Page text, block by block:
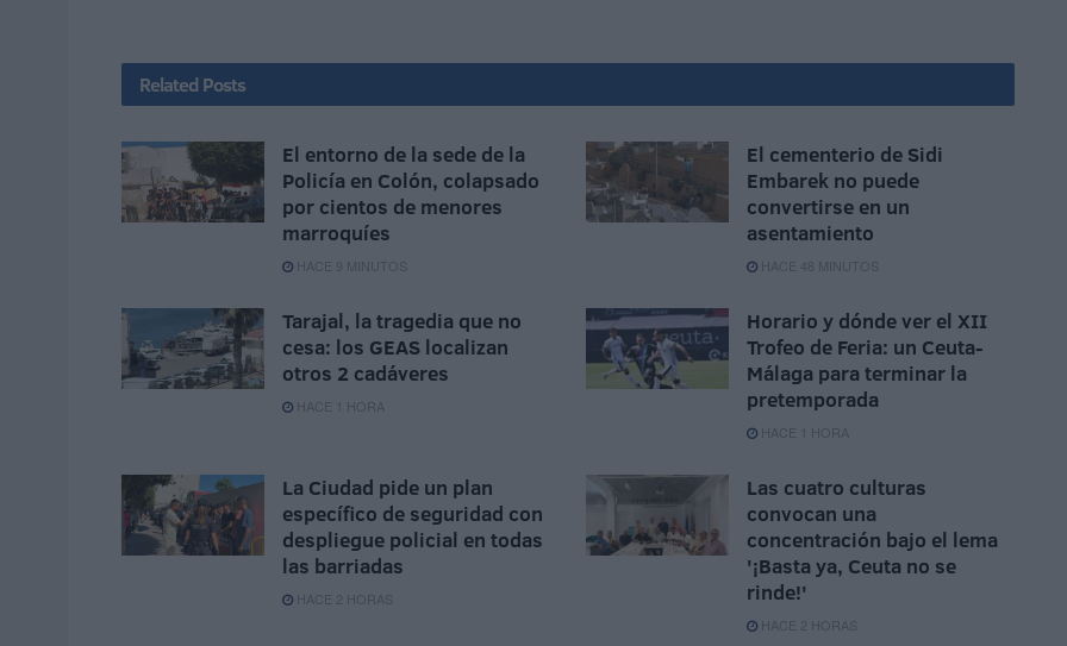
Related Posts
El entorno de la sede de la
Policía en Colón, colapsado
por cientos de menores
marroquíes
HACE 9 MINUTOS
El cementerio de Sidi
Embarek no puede
convertirse en un
asentamiento
HACE 48 MINUTOS
Tarajal, la tragedia que no
cesa: los GEAS localizan
otros 2 cadáveres
HACE 1 HORA
Horario y dónde ver el XII
Trofeo de Feria: un Ceuta-
Málaga para terminar la
pretemporada
HACE 1 HORA
La Ciudad pide un plan
específico de seguridad con
despliegue policial en todas
las barriadas
HACE 2 HORAS
Las cuatro culturas
convocan una
concentración bajo el lema
'¡Basta ya, Ceuta no se
rinde!'
HACE 2 HORAS